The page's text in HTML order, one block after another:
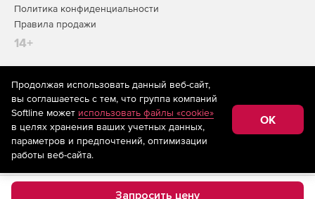
Запросить цену
Политика конфиденциальности
Правила продажи
14+
На информационном ресурсе store.softline.ru применяются
рекомендательные технологии(информационные технологии
предоставления информации на основе сбора,
систематизации и анализа сведений, относящихся к
предпочтениям пользователей сети «Интернет»,
находящихся на территории Российской Федерации)
Продолжая использовать данный веб-сайт,
вы соглашаетесь с тем, что группа компаний
Softline может использовать файлы «cookie»
в целях хранения ваших учетных данных,
параметров и предпочтений, оптимизации
работы веб-сайта.
OK